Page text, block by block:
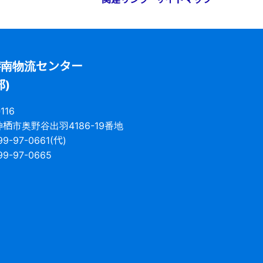
物流センター
)
栖市奥野谷出羽4186-19番地
97-0661(代)
97-0665